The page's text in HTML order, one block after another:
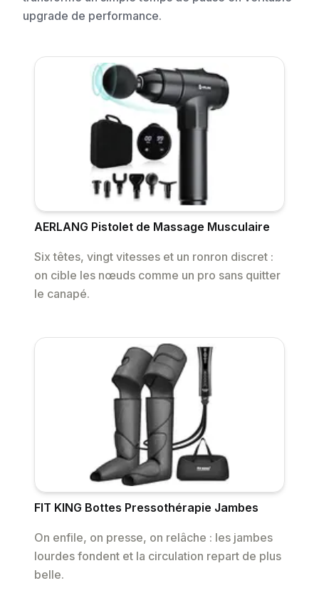
upgrade de performance.
AERLANG Pistolet de Massage Musculaire
Six têtes, vingt vitesses et un ronron discret :
on cible les nœuds comme un pro sans quitter
le canapé.
FIT KING Bottes Pressothérapie Jambes
On enfile, on presse, on relâche : les jambes
lourdes fondent et la circulation repart de plus
belle.